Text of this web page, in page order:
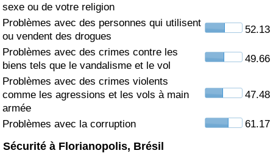
sexe ou de votre religion
Problèmes avec des personnes qui utilisent
ou vendent des drogues
52.13
Problèmes avec des crimes contre les
biens tels que le vandalisme et le vol
49.66
Problèmes avec des crimes violents
comme les agressions et les vols à main
armée
47.48
Problèmes avec la corruption 61.17
Sécurité à Florianopolis, Brésil
Indice de Pollution (Actuel)
Indice de pollution
Indice de Pollution par Pays
Trafic
Indice de Trafic